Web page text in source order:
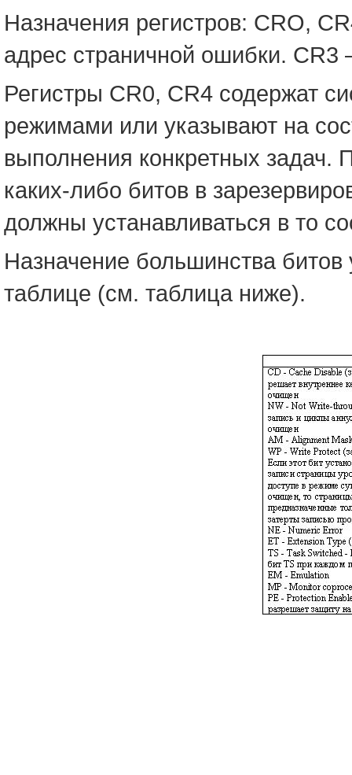
Назначения регистров: СRO,
адрес страничной ошибки. CR3
Регистры CR0, CR4 содержат
режимами или указывают на
выполнения конкретных задач.
каких-либо битов в
должны устанавливаться в то
Назначение большинства
таблице (см. таблица ниже).